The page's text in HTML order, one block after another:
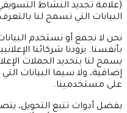
(علامة تجديد النشاط
البيانات التي تسمح لنا
نحن لا نجمع أو نستخدم
بأنفسنا. يزودنا شركائنا
يسمح لنا بتحديد الحملات
إضافية، ولا سيما البيانات
على مستخدمينا.
بفضل أدوات تتبع التحويل،